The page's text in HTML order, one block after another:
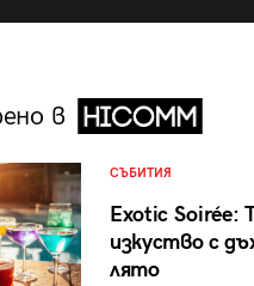
в
СЪБИТИЯ
Exotic Soirée:
изкуство с
лято